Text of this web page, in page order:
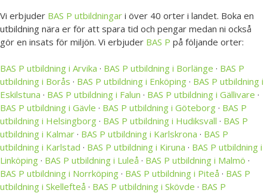
Vi erbjuder BAS P utbildningar i över 40 orter i landet. Boka en
utbildning nära er för att spara tid och pengar medan ni också
gör en insats för miljön. Vi erbjuder BAS P på följande orter:
BAS P utbildning i Arvika · BAS P utbildning i Borlänge · BAS P
utbildning i Borås · BAS P utbildning i Enköping · BAS P utbildning i
Eskilstuna · BAS P utbildning i Falun · BAS P utbildning i Gällivare ·
BAS P utbildning i Gävle · BAS P utbildning i Göteborg · BAS P
utbildning i Helsingborg · BAS P utbildning i Hudiksvall · BAS P
utbildning i Kalmar · BAS P utbildning i Karlskrona · BAS P
utbildning i Karlstad · BAS P utbildning i Kiruna · BAS P utbildning i
Linköping · BAS P utbildning i Luleå · BAS P utbildning i Malmö ·
BAS P utbildning i Norrköping · BAS P utbildning i Piteå · BAS P
utbildning i Skellefteå · BAS P utbildning i Skövde · BAS P